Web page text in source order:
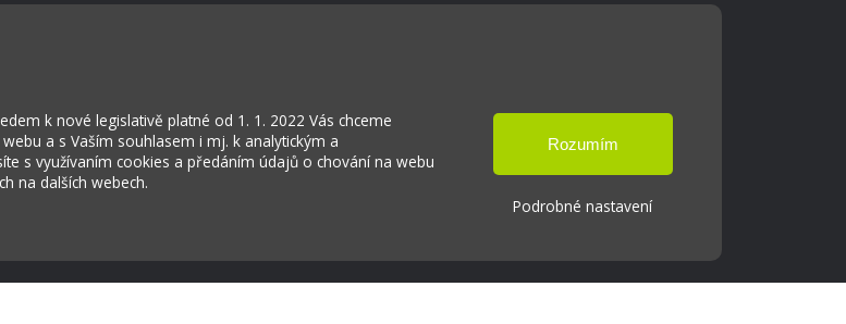
k nové legislativě platné od 1. 1. 2022 Vás chceme
a s Vaším souhlasem i mj. k analytickým a
s využívaním cookies a předáním údajů o chování na webu
na dalších webech.
Podrobné nastavení